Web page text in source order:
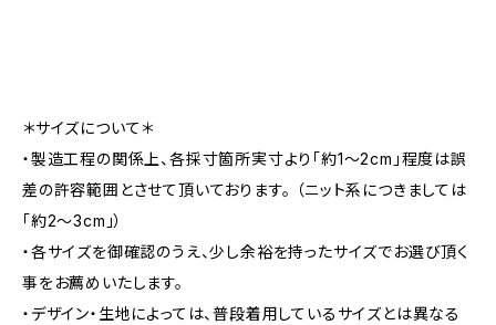
＊サイズについて＊
・製造工程の関係上、各採寸箇所実寸より「約1～2cm」程度は誤
差の許容範囲とさせて頂いております。 （ニット系につきましては
「約2～3cm」）
・各サイズを御確認のうえ、少し余裕を持ったサイズでお選び頂く
事をお薦めいたします。
・デザイン・生地によっては、普段着用しているサイズとは異なる